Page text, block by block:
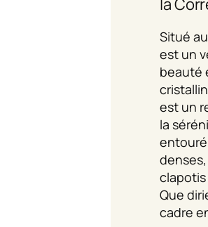
Situé
est un
beauté
est un
la
clapotis
Que
cadre